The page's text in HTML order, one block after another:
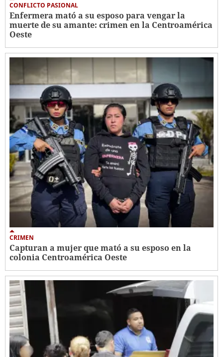
CONFLICTO PASIONAL
Enfermera mató a su esposo para vengar la
muerte de su amante: crimen en la Centroamérica
Oeste
CRIMEN
Capturan a mujer que mató a su esposo en la
colonia Centroamérica Oeste